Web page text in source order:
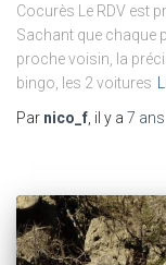
Cocurès Le RDV est
Sachant que chaque
proche voisin, la
bingo, les 2 voitures
Par nico_f , il y a 7 ans